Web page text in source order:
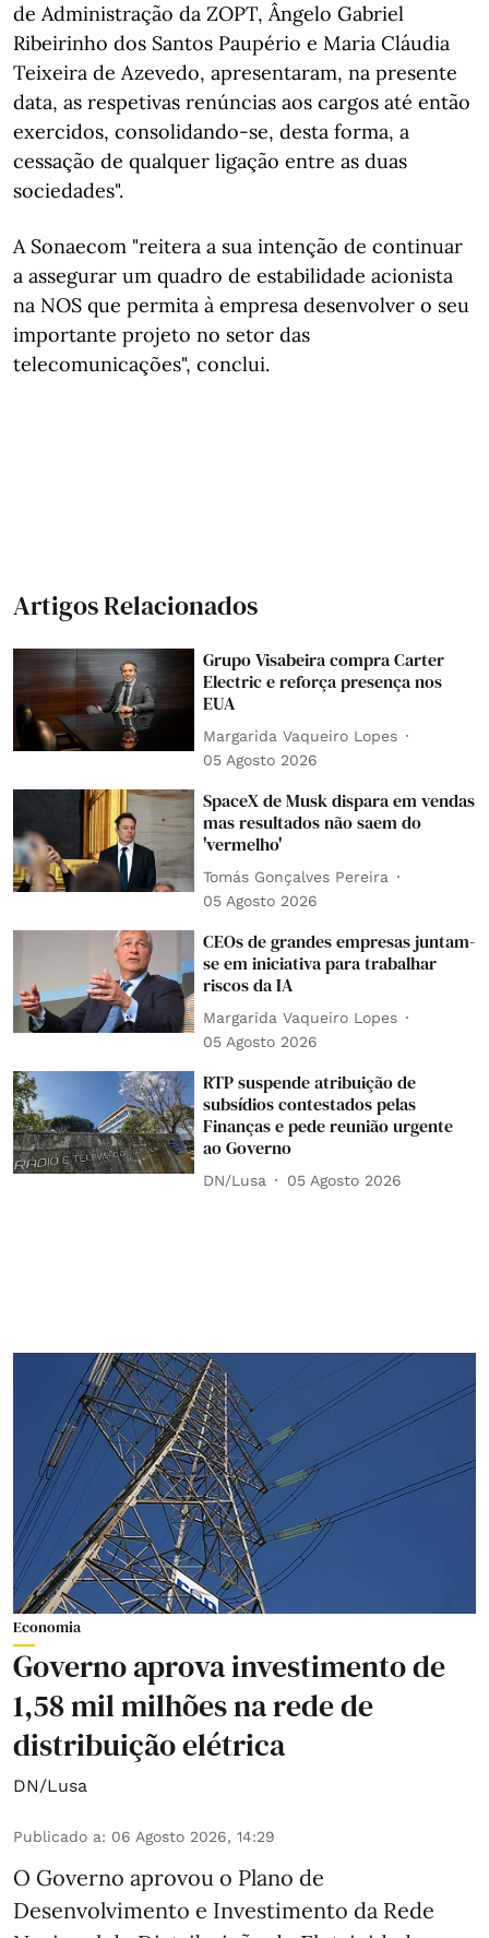
de Administração da ZOPT, Ângelo Gabriel
Ribeirinho dos Santos Paupério e Maria Cláudia
Teixeira de Azevedo, apresentaram, na presente
data, as respetivas renúncias aos cargos até então
exercidos, consolidando-se, desta forma, a
cessação de qualquer ligação entre as duas
sociedades".
A Sonaecom "reitera a sua intenção de continuar
a assegurar um quadro de estabilidade acionista
na NOS que permita à empresa desenvolver o seu
importante projeto no setor das
telecomunicações", conclui.
Artigos Relacionados
Grupo Visabeira compra Carter
Electric e reforça presença nos
EUA
Margarida Vaqueiro Lopes
05 Agosto 2026
SpaceX de Musk dispara em vendas
mas resultados não saem do
'vermelho'
Tomás Gonçalves Pereira
05 Agosto 2026
CEOs de grandes empresas juntam-
se em iniciativa para trabalhar
riscos da IA
Margarida Vaqueiro Lopes
05 Agosto 2026
RTP suspende atribuição de
subsídios contestados pelas
Finanças e pede reunião urgente
ao Governo
DN/Lusa 05 Agosto 2026
Economia
Governo aprova investimento de
1,58 mil milhões na rede de
distribuição elétrica
DN/Lusa
Publicado a: 06 Agosto 2026, 14:29
O Governo aprovou o Plano de
Desenvolvimento e Investimento da Rede